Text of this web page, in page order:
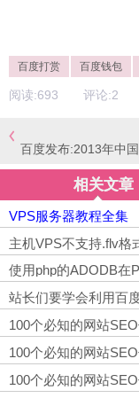
百度打赏 百度钱包
阅读:693 评论:2
百度发布:2013年中
相关文章
VPS服务器教程全集
主机VPS不支持.flv格
使用php的ADODB在
nd错误的解决方案
站长们要学会利用百
100个必知的网站SEO
100个必知的网站SEO
100个必知的网站SEO